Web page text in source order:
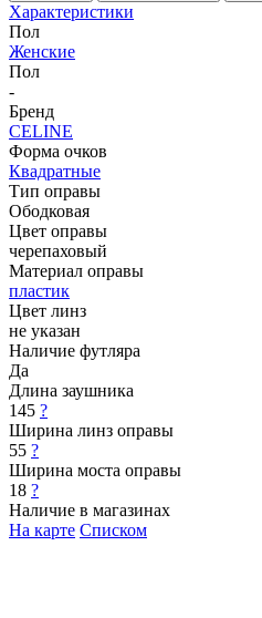
Характеристики
Пол
Женские
Пол
-
Бренд
CELINE
Форма очков
Квадратные
Тип оправы
Ободковая
Цвет оправы
черепаховый
Материал оправы
пластик
Цвет линз
не указан
Наличие футляра
Да
Длина заушника
145 ?
Ширина линз оправы
55 ?
Ширина моста оправы
18 ?
Наличие в магазинах
На карте Списком